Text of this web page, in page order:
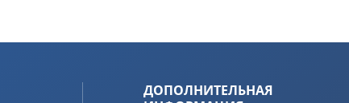
ДОПОЛНИТЕЛЬНАЯ